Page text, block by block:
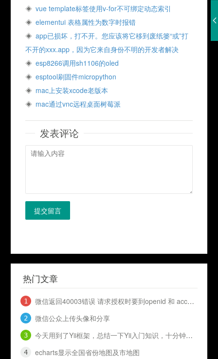
vue template标签使用v-for不可绑定动态索引
elementui 表格属性为数字时报错
app已损坏，打不开。您应该将它移到废纸篓“或”打
不开的xxx.app，因为它来自身份不明的开发者解决
esp8266调用sh1106的oled
esptool刷固件micropython
mac上安装xcode老版本
mac通过vnc远程桌面树莓派
发表评论
提交留言

热门文章
微信返回40003错误 请求授权时要到openid 和 access_token
微信公众上传头像和分享
今天用到了Yii框架，总结一下Yii入门知识，十分钟入门Yii
echarts显示全国省份地图及市地图